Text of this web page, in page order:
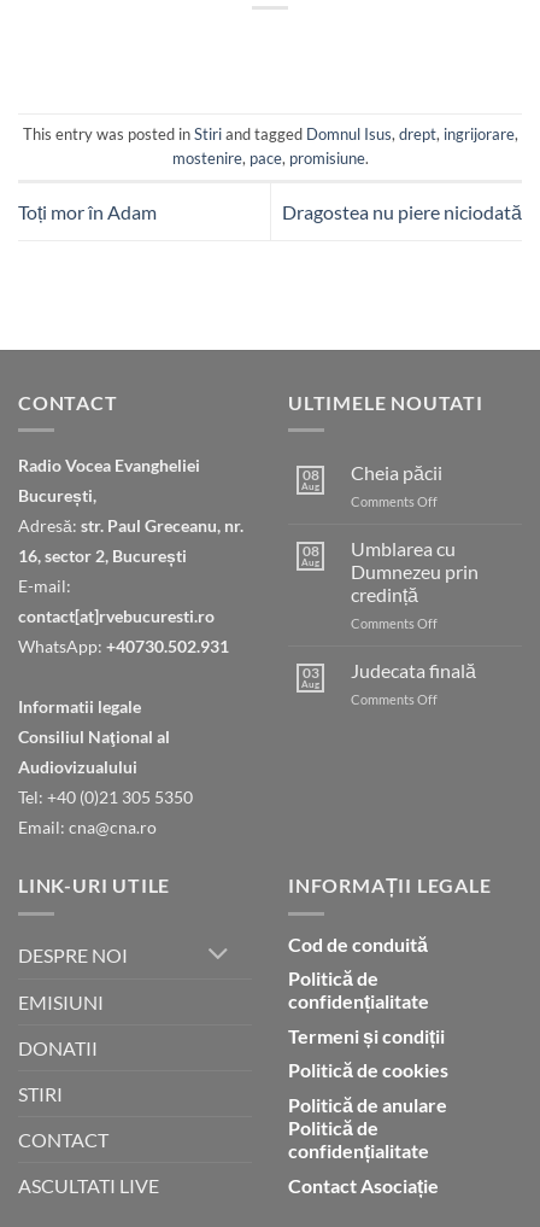
This entry was posted inStiriand tagged Domnul Isus, drept, ingrijorare,
mostenire, pace, promisiune.
Toți mor în Adam Dragostea nu piere niciodată
CONTACT
Radio Vocea Evangheliei
București,
Adresă: str. Paul Greceanu, nr.
16, sector 2, București
E-mail:
contact[at]rvebucuresti.ro
WhatsApp: +40730.502.931
Informatii legale
Consiliul Naţional al
Audiovizualului
Tel: +40 (0)21 305 5350
Email: cna@cna.ro
ULTIMELE NOUTATI
08
Aug
Cheia păcii
Comments Offon
08
Aug
Umblarea cu
Dumnezeu prin
credință
Comments Offon
cu
03
Aug
Judecata finală
Comments Offon
LINK-URI UTILE
DESPRE NOI
EMISIUNI
DONATII
STIRI
CONTACT
ASCULTATI LIVE
INFORMAȚII LEGALE
Cod de conduită
Politică de
confidențialitate
Termeni și condiții
Politică de cookies
Politică de anulare
Politică de
confidențialitate
Contact Asociație